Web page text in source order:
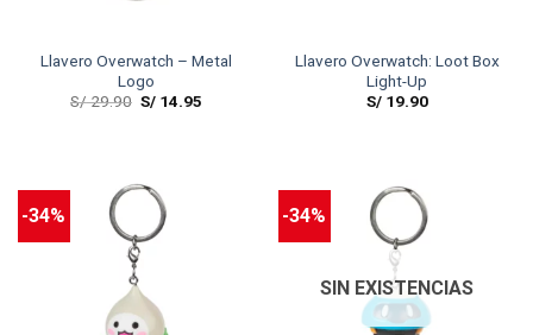
Llavero Overwatch – Metal
Logo
S/29.90 S/ 14.95
Llavero Overwatch: Loot Box
Light-Up
S/19.90
-34% -34%
SIN EXISTENCIAS